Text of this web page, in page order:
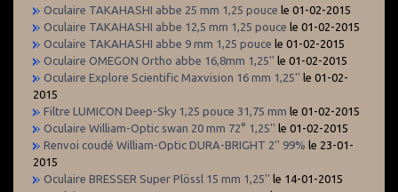
Oculaire TAKAHASHI abbe 25 mm 1,25 pouce le 01-02-2015
Oculaire TAKAHASHI abbe 12,5 mm 1,25 pouce le 01-02-2015
Oculaire TAKAHASHI abbe 9 mm 1,25 pouce le 01-02-2015
Oculaire OMEGON Ortho abbe 16,8mm 1,25'' le 01-02-2015
Oculaire Explore Scientific Maxvision 16 mm 1,25'' le 01-02-
2015
Filtre LUMICON Deep-Sky 1,25 pouce 31,75 mm le 01-02-2015
Oculaire William-Optic swan 20 mm 72° 1,25'' le 01-02-2015
Renvoi coudé William-Optic DURA-BRIGHT 2'' 99% le 23-01-
2015
Oculaire BRESSER Super Plössl 15 mm 1,25'' le 14-01-2015